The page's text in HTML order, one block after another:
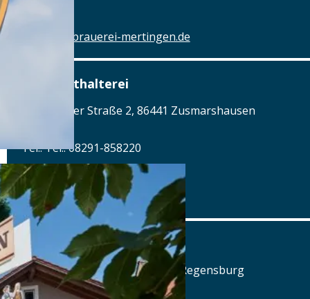
www.alte-brauerei-mertingen.de
Alte Posthalterei
Augsburger Straße 2, 86441 Zusmarshausen
Tel.: Tel.: 08291-858220
Details
www.posthalterei.com
Alter Schlachthof
Am Alten Schlachthof 9, 93055 Regensburg